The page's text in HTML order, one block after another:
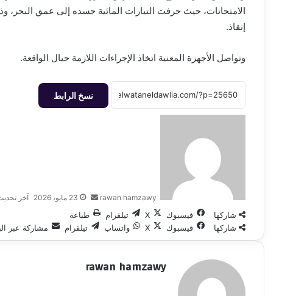
الامتحانات، حيث جرفت التيارات المائية جسده إلى عمق
إنقاذ.
وتواصل الأجهزة المعنية اتخاذ الإجراءات اللازمة حيال الواقعة.
نسخ الرابط
rawan hamzawy 23 مايو، 2026 آخر تحديث: 23 مايو،
شاركها فيسبوك ‫X تيلقرام
طباعة
شاركها
فيسبوك ‫X واتساب تيلقرام مشاركة عبر
rawan hamzawy